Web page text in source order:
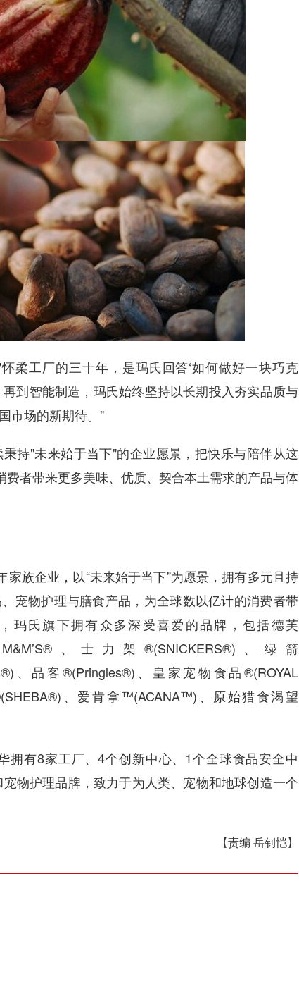
工厂的三十年，是玛氏回答‘如何做好一块巧克
到智能制造，玛氏始终坚持以长期投入夯实品质与
市场的新期待。"
"未来始于当下"的企业愿景，把快乐与陪伴从这
者带来更多美味、优质、契合本土需求的产品与体
族企业，以“未来始于当下”为愿景，拥有多元且持
宠物护理与膳食产品，为全球数以亿计的消费者带
玛氏旗下拥有众多深受喜爱的品牌，包括德芙
、士力架®(SNICKERS®)、绿箭
、品客®(Pringles®)、皇家宠物食品®(ROYAL
、爱肯拿™(ACANA™)、原始猎食渴望
有8家工厂、4个创新中心、1个全球食品安全中
物护理品牌，致力于为人类、宠物和地球创造一个
【责编 岳钊恺】